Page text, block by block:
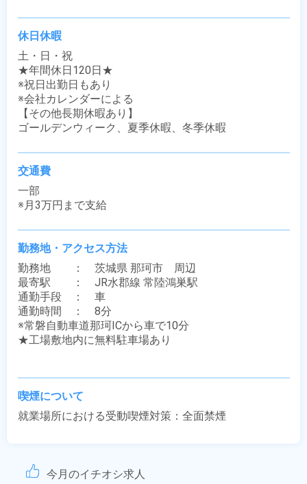
休日休暇
土・日・祝
★年間休日120日★
※祝日出勤日もあり
※会社カレンダーによる
【その他長期休暇あり】
ゴールデンウィーク、夏季休暇、冬季休暇
交通費
一部
※月3万円まで支給
勤務地・アクセス方法
勤務地　　：　茨城県 那珂市　周辺
最寄駅　　：　JR水郡線 常陸鴻巣駅
通勤手段　：　車
通勤時間　：　8分
※常磐自動車道那珂ICから車で10分
★工場敷地内に無料駐車場あり
喫煙について
就業場所における受動喫煙対策：全面禁煙
今月のイチオシ求人